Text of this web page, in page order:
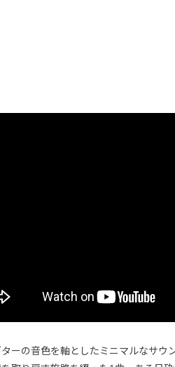
ーの音色を軸としたミニマルなサウ